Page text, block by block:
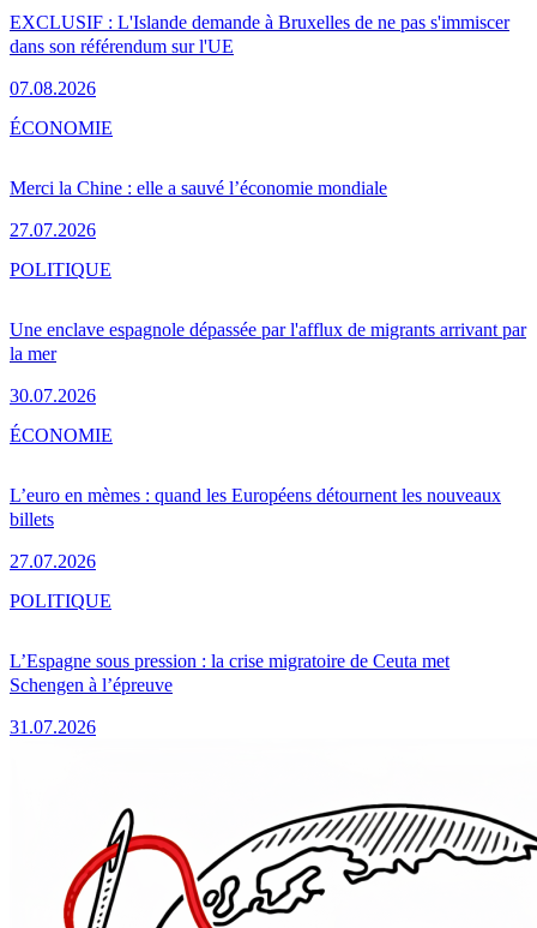
EXCLUSIF : L'Islande demande à Bruxelles de ne pas s'immiscer
dans son référendum sur l'UE
07.08.2026
Merci la Chine : elle a sauvé l’économie mondiale
27.07.2026
ÉCONOMIE
Une enclave espagnole dépassée par l'afflux de migrants arrivant par
la mer
30.07.2026
POLITIQUE
L’euro en mèmes : quand les Européens détournent les nouveaux
billets
27.07.2026
ÉCONOMIE
L’Espagne sous pression : la crise migratoire de Ceuta met
Schengen à l’épreuve
31.07.2026
POLITIQUE